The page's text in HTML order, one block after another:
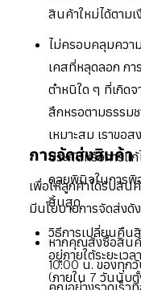
สินค้าใหม่ได้ตามเ
ไม่ครอบคลุมควา
เคสที่หลุดลอก ก
ตำหนิใด ๆ ที่เกิดจ
สึกหรอตามธรรม
เหมาะสม เราขอ
ประกันหรือการแก้
ดุลยพินิจในการพิ
สิ้นสุด
วิธีการเปลี่ยนคืน
อยู่ภายใต้ระยะเว
(ภายใน 7 วันนับตั้
การจัดส่งสินค้า
เพื่อให้ลูกค้าได้รับสิน
มีนโยบายการจัดส่งดั
หากคุณสั่งซื้อสินค้า
10:00 น. ของทุก